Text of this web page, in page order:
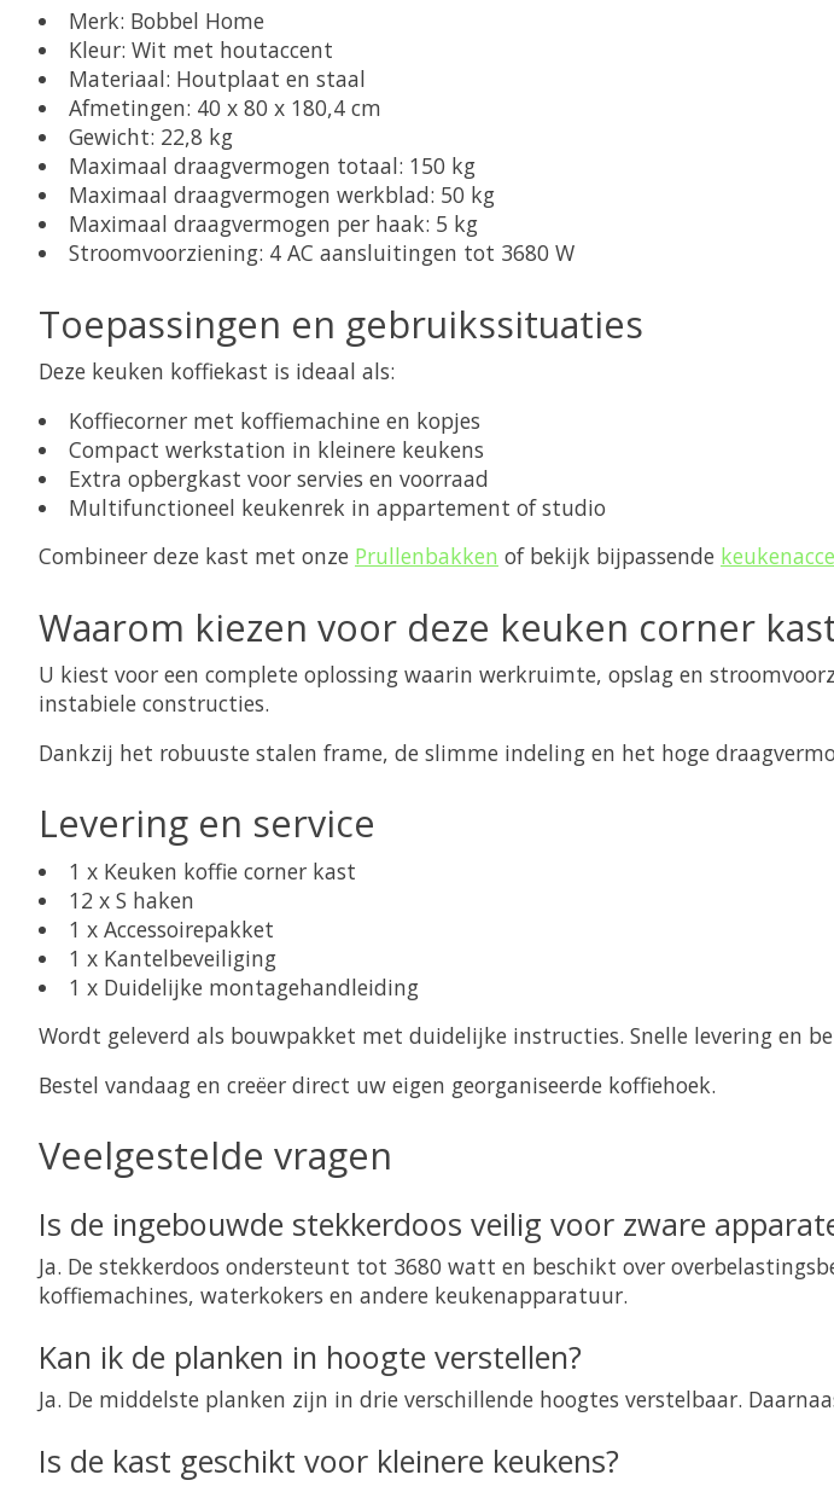
Merk: Bobbel Home
Kleur: Wit met houtaccent
Materiaal: Houtplaat en staal
Afmetingen: 40 x 80 x 180,4 cm
Gewicht: 22,8 kg
Maximaal draagvermogen totaal: 150 kg
Maximaal draagvermogen werkblad: 50 kg
Maximaal draagvermogen per haak: 5 kg
Stroomvoorziening: 4 AC aansluitingen tot 3680 W
Toepassingen en gebruikssituaties
Deze keuken koffiekast is ideaal als:
Koffiecorner met koffiemachine en kopjes
Compact werkstation in kleinere keukens
Extra opbergkast voor servies en voorraad
Multifunctioneel keukenrek in appartement of studio
Combineer deze kast met onze Prullenbakken of bekijk bijpassende
Waarom kiezen voor deze keuken corner
U kiest voor een complete oplossing waarin werkruimte, opslag en
instabiele constructies.
Dankzij het robuuste stalen frame, de slimme indeling en het hoge
Levering en service
1 x Keuken koffie corner kast
12 x S haken
1 x Accessoirepakket
1 x Kantelbeveiliging
1 x Duidelijke montagehandleiding
Wordt geleverd als bouwpakket met duidelijke instructies. Snelle levering en
Bestel vandaag en creëer direct uw eigen georganiseerde koffiehoek.
Veelgestelde vragen
Is de ingebouwde stekkerdoos veilig voor zware
Ja. De stekkerdoos ondersteunt tot 3680 watt en beschikt over
koffiemachines, waterkokers en andere keukenapparatuur.
Kan ik de planken in hoogte verstellen?
Ja. De middelste planken zijn in drie verschillende hoogtes verstelbaar.
Is de kast geschikt voor kleinere keukens?